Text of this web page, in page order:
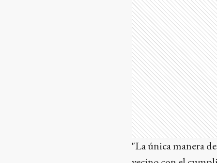
"La única manera